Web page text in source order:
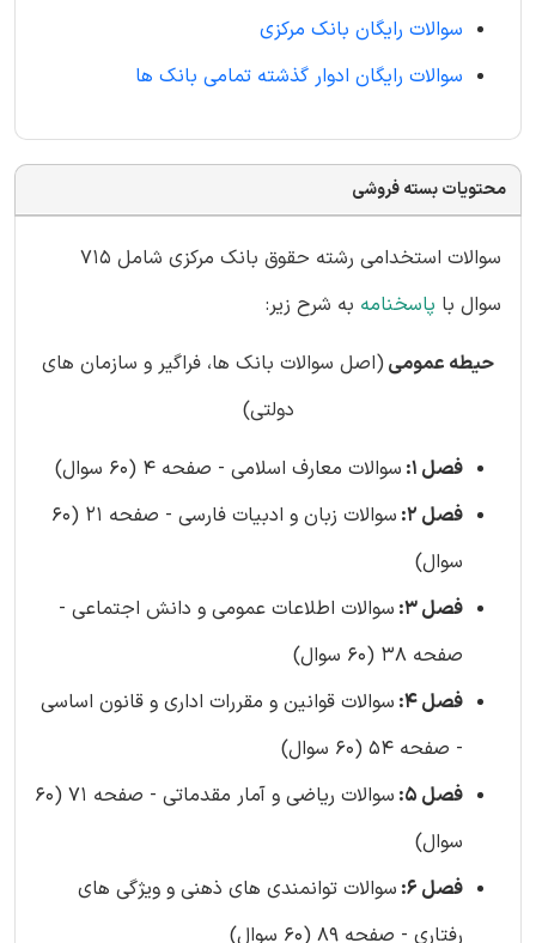
سوالات رایگان بانک مرکزی
سوالات رایگان ادوار گذشته تمامی بانک ها
محتویات بسته فروشی
سوالات استخدامی رشته حقوق بانک مرکزی شامل 715
سوال با پاسخنامه به شرح زیر:
حیطه عمومی(اصل سوالات بانک ها، فراگیر و سازمان های
دولتی)
فصل 1:
سوالات معارف اسلامی - صفحه 4 (60 سوال)
فصل 2:
سوالات زبان و ادبیات فارسی - صفحه 21 (60
سوال)
فصل 3:
سوالات اطلاعات عمومی و دانش اجتماعی -
صفحه 38 (60 سوال)
فصل 4:
سوالات قوانین و مقررات اداری و قانون اساسی
- صفحه 54 (60 سوال)
فصل 5:
سوالات ریاضی و آمار مقدماتی - صفحه 71 (60
سوال)
فصل 6:
سوالات توانمندی های ذهنی و ویژگی های
رفتاری - صفحه 89 (60 سوال)